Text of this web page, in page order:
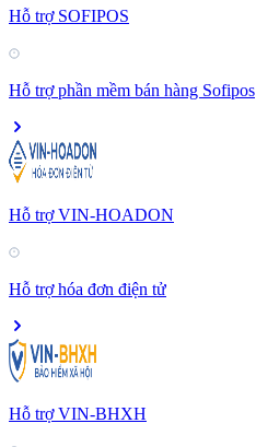
Hỗ trợ SOFIPOS
Hỗ trợ phần mềm bán hàng Sofipos
Hỗ trợ VIN-HOADON
Hỗ trợ hóa đơn điện tử
Hỗ trợ VIN-BHXH